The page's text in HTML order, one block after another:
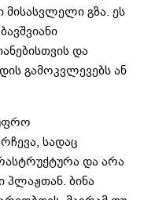
მისასვლელი გზა. ეს
და
გამოკვლევებს ან
სადაც
და არა
ბინა